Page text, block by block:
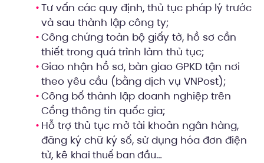
Tư vấn các quy định, thủ tục pháp lý trước
và sau thành lập công ty;
Công chứng toàn bộ giấy tờ, hồ sơ cần
thiết trong quá trình làm thủ tục;
Giao nhận hồ sơ, bàn giao GPKD tận nơi
theo yêu cầu (bằng dịch vụ VNPost);
Công bố thành lập doanh nghiệp trên
Cổng thông tin quốc gia;
Hỗ trợ thủ tục mở tài khoản ngân hàng,
đăng ký chữ ký số, sử dụng hóa đơn điện
tử, kê khai thuế ban đầu…